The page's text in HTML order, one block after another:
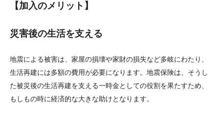
【加入のメリット】
災害後の生活を支える
地震による被害は、家屋の損壊や家財の損失など多岐にわたり、
生活再建には多額の費用が必要になります。地震保険は、そうし
た被災後の生活再建を支える一時金としての役割を果たすため、
もしもの時に経済的な大きな助けとなります。